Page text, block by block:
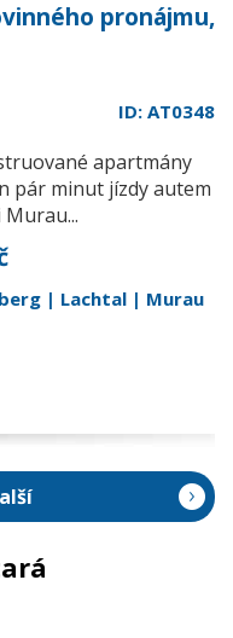
pronájmu,
ID: AT0348
apartmány
pár minut jízdy autem
| Lachtal | Murau